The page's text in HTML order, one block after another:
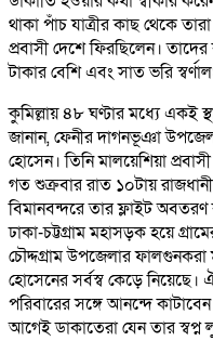
থাকা পাঁচ যাত্রীর কাছ থেকে
প্রবাসী দেশে ফিরছিলেন।
টাকার বেশি এবং সাত ভরি
কুমিল্লায় ৪৮ ঘণ্টার মধ্যে একই
জানান, ফেনীর দাগনভূঞা
হোসেন। তিনি মালয়েশিয়া
গত শুক্রবার রাত ১০টায়
বিমানবন্দরে তার ফ্লাইট
ঢাকা-চট্টগ্রাম মহাসড়ক হয়ে
চৌদ্দগ্রাম উপজেলার
হোসেনের সর্বস্ব কেড়ে নিয়েছে।
পরিবারের সঙ্গে আনন্দে
আগেই ডাকাতেরা যেন তার স্বপ্ন